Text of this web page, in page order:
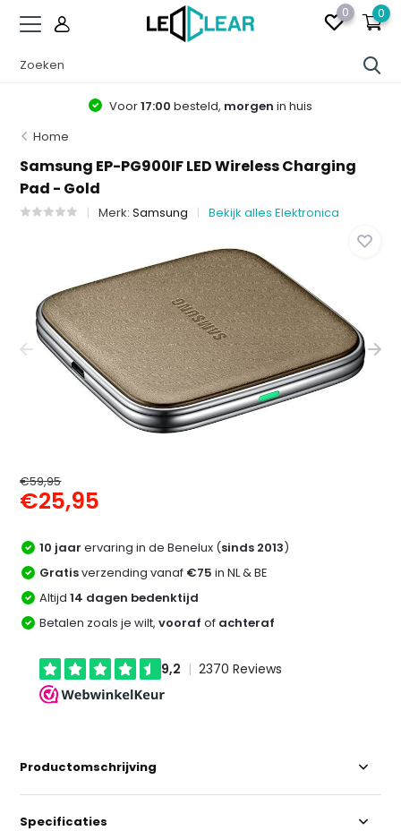
0 0
Voor17:00 besteld, morgen in huis
Home
Samsung EP-PG900IF LED Wireless Charging
Pad - Gold
Merk:Samsung Bekijk alles Elektronica
€59,95
€25,95
10 jaar ervaring in de Benelux (sinds 2013)
Gratisverzending vanaf €75 in NL & BE
Altijd14 dagen bedenktijd
Betalen zoals je wilt,vooraf of achteraf
Productomschrijving
Specificaties